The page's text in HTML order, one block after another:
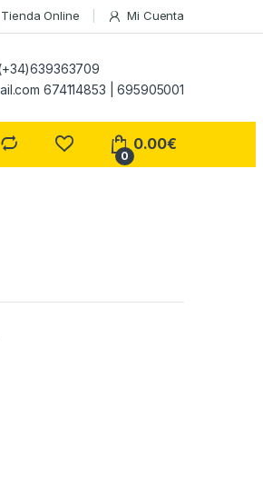
Tienda Online Mi Cuenta
674114853 | 695905001
0
0.00€